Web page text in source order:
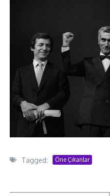
Tagged: Öne Çıkanlar